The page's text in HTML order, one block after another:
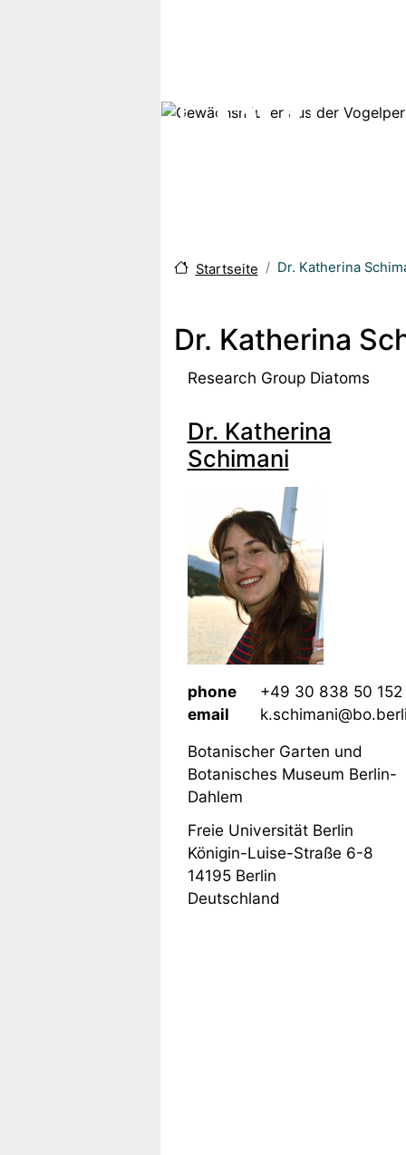
Startseite Dr. Katherina
Dr. Katherina
Research Group Diatoms
Dr. Katherina
Schimani
phone
+49 30 838 50 152
email
Botanischer Garten und
Botanisches Museum Berlin-
Dahlem
Freie Universität Berlin
Königin-Luise-Straße 6-8
14195 Berlin
Deutschland